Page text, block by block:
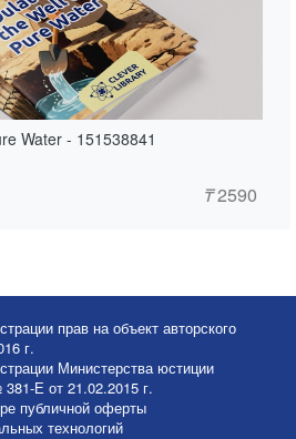
Water - 151538841
₸2590
прав на объект авторского
г.
Министерства юстиции
Е от 21.02.2015 г.
публичной оферты
технологий